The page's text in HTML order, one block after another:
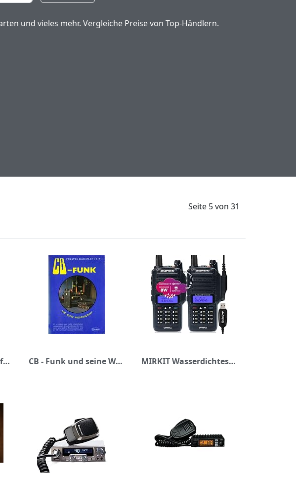
und vieles mehr. Vergleiche Preise von Top-Händlern.
Seite 5 von 31
CB Funk Logbuch: Hilfreiches CB Funk Notizbuch, mit 120 Seiten im Format 6x9 Zoll (ca. A5) Softcover Einband, CB Funker lieben dieses CB Funk Logbuch CB - Funk und seine Wiedergeburt MIRKIT Wasserdichtes Radio, 2 Stück BAOFENG UV-9R Plus MK1 (UV-82 3. Generation), MaxPower mit USB-Programmierkabel für Dual-Band UV9R & 2200 mAh Akku, IP67 tragbares Radio: staub-, kalt & wasserdicht